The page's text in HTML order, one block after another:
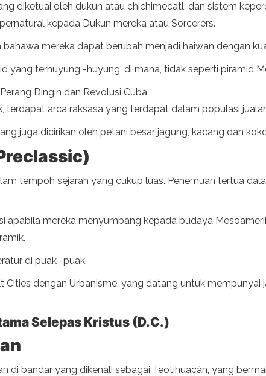
diketuai oleh dukun atau chichimecatl, dan sistem
kepada Dukun mereka atau Sorcerers.
mereka dapat berubah menjadi haiwan dengan
yang terhuyung -huyung, di mana, tidak seperti piramid
Dingin dan Revolusi Cuba
terdapat arca raksasa yang terdapat dalam populasi
juga dicirikan oleh petani besar jagung, kacang dan
tempoh sejarah yang cukup luas. Penemuan tertua
apabila mereka menyumbang kepada budaya
di puak -puak.
Cities dengan Urbanisme, yang datang untuk
Selepas Kristus (D.C.)
di bandar yang dikenali sebagai Teotihuacán, yang